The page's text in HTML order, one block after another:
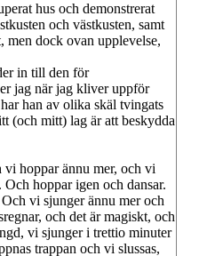
hus och demonstrerat
och västkusten, samt
dock ovan upplevelse,
in till den för
jag när jag kliver uppför
han av olika skäl tvingats
(och mitt) lag är att beskydda
vi hoppar ännu mer, och vi
hoppar igen och dansar.
vi sjunger ännu mer och
och det är magiskt, och
vi sjunger i trettio minuter
trappan och vi slussas,